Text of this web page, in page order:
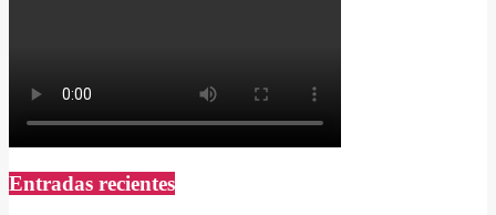
Entradas recientes